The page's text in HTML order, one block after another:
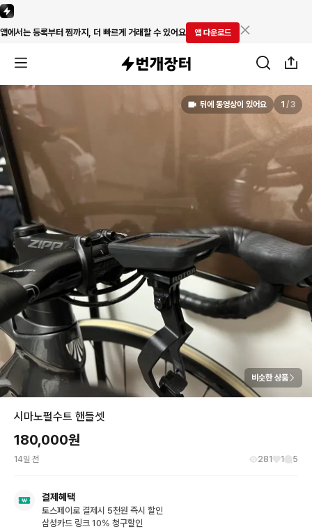
앱에서는 등록부터 찜까지, 더 빠르게 거래할 수 있어요 앱 다운로드
뒤에 동영상이 있어요 1 /3
비슷한 상품
시마노펄수트 핸들셋
180,000원
14일 전 281 1 5
결제혜택
토스페이로 결제시 5천원 즉시 할인
삼성카드 링크 10% 청구할인